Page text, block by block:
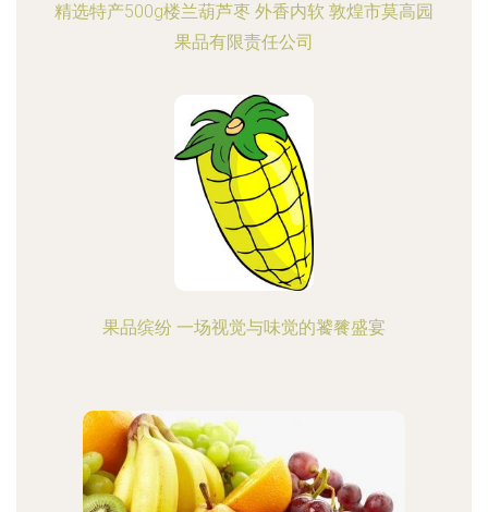
精选特产500g楼兰葫芦枣 外香内软 敦煌市莫高园
果品有限责任公司
果品缤纷 一场视觉与味觉的饕餮盛宴